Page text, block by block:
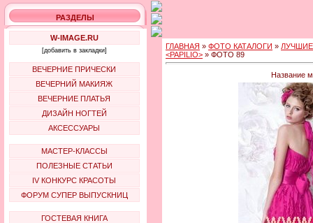
РАЗДЕЛЫ
W-IMAGE.RU
[добавить в закладки]
ВЕЧЕРНИЕ ПРИЧЕСКИ
ВЕЧЕРНИЙ МАКИЯЖ
ВЕЧЕРНИЕ ПЛАТЬЯ
ДИЗАЙН НОГТЕЙ
АКСЕССУАРЫ
МАСТЕР-КЛАССЫ
ПОЛЕЗНЫЕ СТАТЬИ
IV КОНКУРС КРАСОТЫ
ФОРУМ СУПЕР ВЫПУСКНИЦ
ГОСТЕВАЯ КНИГА
ГЛАВНАЯ » ФОТО КАТАЛОГИ »
<PAPILIO> » ФОТО 89
Название